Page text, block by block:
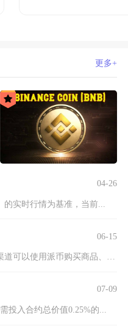
更多+
04-26
的实时行情为基准，当前...
06-15
在我国境内，没有任何合法正规渠道可以使用派币购买商品、服务，...
07-09
投入合约总价值0.25%的...